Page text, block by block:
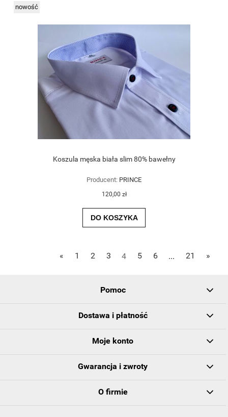
Koszula męska biała slim 80% bawełny
Producent: PRINCE
120,00 zł
DO KOSZYKA
nowość
« 1 2 3 4 5 6 ... 21 »
Pomoc
Dostawa i płatność
Moje konto
Gwarancja i zwroty
O firmie